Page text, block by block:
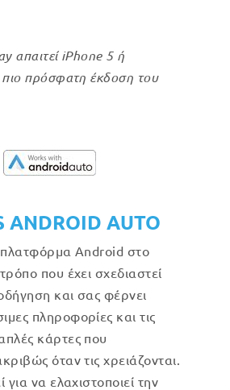
απαιτεί iPhone 5 ή
πιο πρόσφατη έκδοση του
ANDROID AUTO
πλατφόρμα Android στο
που έχει σχεδιαστεί
και σας φέρνει
πληροφορίες και τις
κάρτες που
όταν τις χρειάζονται.
για να ελαχιστοποιεί την